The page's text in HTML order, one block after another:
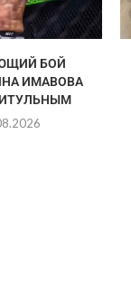
БОЙ
ИМАВОВА